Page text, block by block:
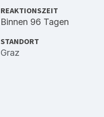
REAKTIONSZEIT
Binnen 96 Tagen
STANDORT
Graz